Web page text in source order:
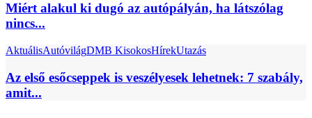
Miért alakul ki dugó az autópályán, ha látszólag
nincs...
AktuálisAutóvilágDMB KisokosHírekUtazás
Az első esőcseppek is veszélyesek lehetnek: 7 szabály,
amit...